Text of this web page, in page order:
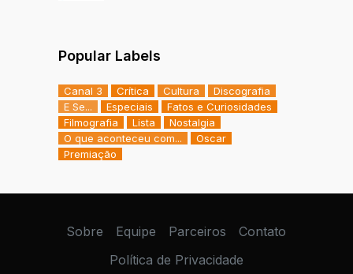
Popular Labels
Canal 3 Crítica Cultura
Discografia
E Se...
Especiais
Fatos e Curiosidades
Filmografia
Lista
Nostalgia
O que aconteceu com...
Oscar
Premiação
Sobre Equipe Parceiros
Contato
Política de Privacidade